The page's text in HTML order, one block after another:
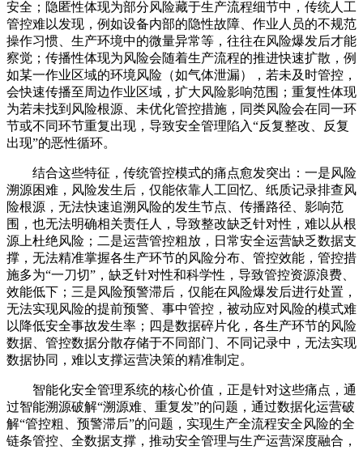
安全；隐匿性体现为部分风险藏于生产流程细节中，传统人工
管控难以发现，例如设备内部的隐性故障、作业人员的不规范
操作习惯、生产环境中的微量异常等，往往在风险爆发后才能
察觉；传播性体现为风险会随着生产流程的推进快速扩散，例
如某一作业区域的环境风险（如气体泄漏），若未及时管控，
会快速传播至周边作业区域，扩大风险影响范围；重复性体现
为若未找到风险根源、未优化管控措施，同类风险会在同一环
节或不同环节重复出现，导致安全管理陷入“反复整改、反复
出现”的恶性循环。
结合这些特征，传统管控模式的痛点愈发突出：一是风险
溯源困难，风险发生后，仅能依靠人工回忆、纸质记录排查风
险根源，无法快速追溯风险的发生节点、传播路径、影响范
围，也无法明确相关责任人，导致整改缺乏针对性，难以从根
源上杜绝风险；二是运营管控粗放，日常安全运营缺乏数据支
撑，无法精准掌握各生产环节的风险分布、管控效能，管控措
施多为“一刀切”，缺乏针对性和科学性，导致管控资源浪费、
效能低下；三是风险预警滞后，仅能在风险爆发后进行处置，
无法实现风险的提前预警、事中管控，被动应对风险的模式难
以降低安全事故发生率；四是数据碎片化，各生产环节的风险
数据、管控数据分散存储于不同部门、不同记录中，无法实现
数据协同，难以支撑运营决策的精准制定。
智能化安全管理系统的核心价值，正是针对这些痛点，通
过智能溯源破解“溯源难、重复发”的问题，通过数据化运营破
解“管控粗、预警滞后”的问题，实现生产全流程安全风险的全
链条管控、全数据支撑，推动安全管理与生产运营深度融合，